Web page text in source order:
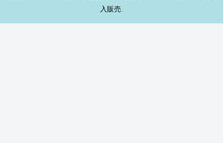
入販売.